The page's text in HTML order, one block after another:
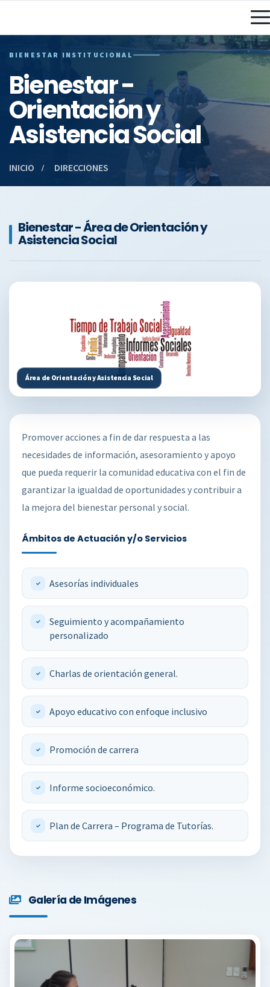
BIENESTAR INSTITUCIONAL
Bienestar -
Orientación y
Asistencia Social
INICIO DIRECCIONES
Bienestar - Área de Orientación y
Asistencia Social
Área de Orientación y Asistencia Social
Promover acciones a fin de dar respuesta a las
necesidades de información, asesoramiento y apoyo
que pueda requerir la comunidad educativa con el fin de
garantizar la igualdad de oportunidades y contribuir a
la mejora del bienestar personal y social.
Ámbitos de Actuación y/o Servicios
Asesorías individuales
Seguimiento y acompañamiento
personalizado
Charlas de orientación general.
Apoyo educativo con enfoque inclusivo
Promoción de carrera
Informe socioeconómico.
Plan de Carrera – Programa de Tutorías.
Galería de Imágenes